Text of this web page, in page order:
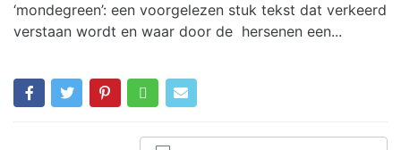
‘mondegreen’: een voorgelezen stuk tekst dat verkeerd
verstaan wordt en waar door de hersenen een...